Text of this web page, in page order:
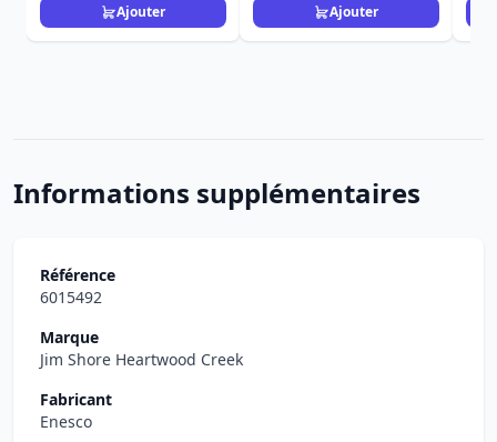
Ajouter Ajouter
Informations supplémentaires
Référence
6015492
Marque
Jim Shore Heartwood Creek
Fabricant
Enesco